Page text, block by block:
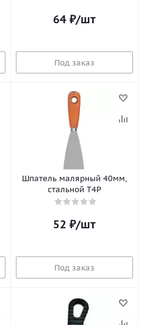
64 ₽/шт
Под заказ
Шпатель малярный 40мм,
стальной T4P
52 ₽/шт
Под заказ